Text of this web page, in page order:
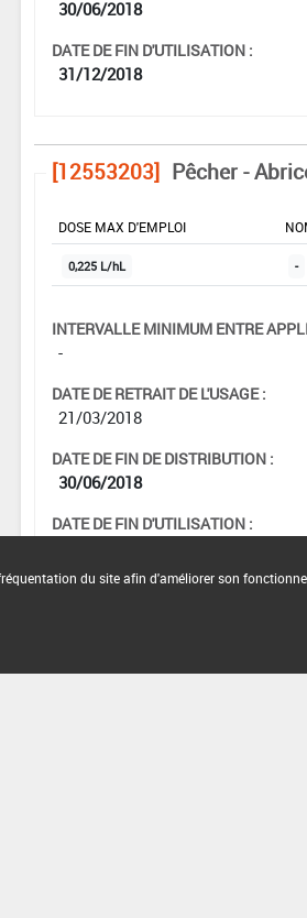
30/06/2018
DATE DE FIN D'UTILISATION :
31/12/2018
[12553203] Pêcher -
DOSE MAX D'EMPLOI
0,225 L/hL -
INTERVALLE MINIMUM ENTRE
-
DATE DE RETRAIT DE L'USAGE :
21/03/2018
DATE DE FIN DE DISTRIBUTION :
30/06/2018
DATE DE FIN D'UTILISATION :
du site afin d'améliorer son